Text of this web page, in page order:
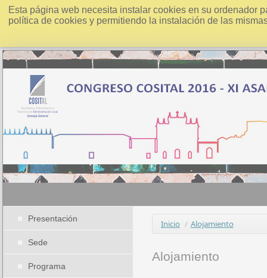
Esta página web necesita instalar cookies en su ordenador
política de cookies y permitiendo la instalación de las
Presentación
Sede
Programa
Inicio / Alojamiento
Alojamiento